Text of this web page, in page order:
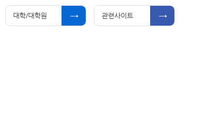
대학/대학원 관련사이트